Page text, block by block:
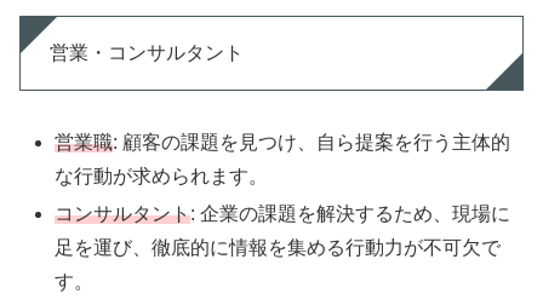
営業・コンサルタント
営業職: 顧客の課題を見つけ、自ら提案を行う主体的
な行動が求められます。
コンサルタント: 企業の課題を解決するため、現場に
足を運び、徹底的に情報を集める行動力が不可欠で
す。